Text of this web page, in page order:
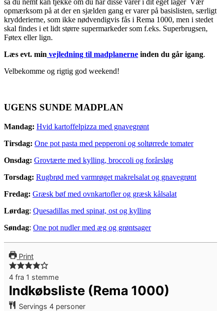
så du nemt kan tjekke om du har disse varer i dit eget lager Vær
opmærksom på at der en sjælden gang er varer på basislisten, særligt
krydderierne, som ikke nødvendigvis fås i Rema 1000, men i stedet
skal findes i et lidt større supermarkeder som f.eks. Superbrugsen,
Føtex eller lign.
Læs evt. min vejledning til madplanerne inden du går igang.
Velbekomme og rigtig god weekend!
UGENS SUNDE MADPLAN
Mandag: Hvid kartoffelpizza med gnavegrønt
Tirsdag: One pot pasta med pepperoni og soltørrede tomater
Onsdag: Grovtærte med kylling, broccoli og forårsløg
Torsdag: Rugbrød med varmrøget makrelsalat og gnavegrønt
Fredag: Græsk bøf med ovnkartofler og græsk kålsalat
Lørdag: Quesadillas med spinat, ost og kylling
Søndag: One pot nudler med æg og grøntsager
Print
4 fra 1 stemme
Indkøbsliste (Rema 1000)
Servings 4 personer